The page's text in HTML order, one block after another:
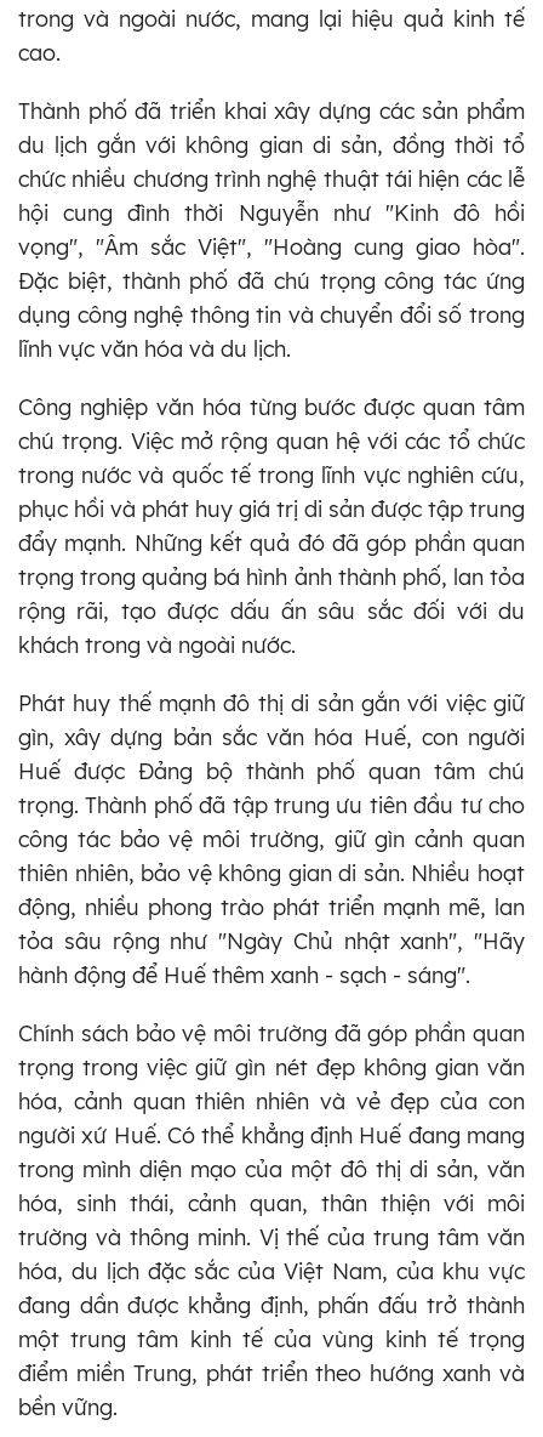
trong và ngoài nước, mang lại hiệu quả kinh tế
cao.
Thành phố đã triển khai xây dựng các sản phẩm
du lịch gắn với không gian di sản, đồng thời tổ
chức nhiều chương trình nghệ thuật tái hiện các lễ
hội cung đình thời Nguyễn như "Kinh đô hồi
vọng", "Âm sắc Việt", "Hoàng cung giao hòa".
Đặc biệt, thành phố đã chú trọng công tác ứng
dụng công nghệ thông tin và chuyển đổi số trong
lĩnh vực văn hóa và du lịch.
Công nghiệp văn hóa từng bước được quan tâm
chú trọng. Việc mở rộng quan hệ với các tổ chức
trong nước và quốc tế trong lĩnh vực nghiên cứu,
phục hồi và phát huy giá trị di sản được tập trung
đẩy mạnh. Những kết quả đó đã góp phần quan
trọng trong quảng bá hình ảnh thành phố, lan tỏa
rộng rãi, tạo được dấu ấn sâu sắc đối với du
khách trong và ngoài nước.
Phát huy thế mạnh đô thị di sản gắn với việc giữ
gìn, xây dựng bản sắc văn hóa Huế, con người
Huế được Đảng bộ thành phố quan tâm chú
trọng. Thành phố đã tập trung ưu tiên đầu tư cho
công tác bảo vệ môi trường, giữ gìn cảnh quan
thiên nhiên, bảo vệ không gian di sản. Nhiều hoạt
động, nhiều phong trào phát triển mạnh mẽ, lan
tỏa sâu rộng như "Ngày Chủ nhật xanh", "Hãy
hành động để Huế thêm xanh - sạch - sáng".
Chính sách bảo vệ môi trường đã góp phần quan
trọng trong việc giữ gìn nét đẹp không gian văn
hóa, cảnh quan thiên nhiên và vẻ đẹp của con
người xứ Huế. Có thể khẳng định Huế đang mang
trong mình diện mạo của một đô thị di sản, văn
hóa, sinh thái, cảnh quan, thân thiện với môi
trường và thông minh. Vị thế của trung tâm văn
hóa, du lịch đặc sắc của Việt Nam, của khu vực
đang dần được khẳng định, phấn đấu trở thành
một trung tâm kinh tế của vùng kinh tế trọng
điểm miền Trung, phát triển theo hướng xanh và
bền vững.